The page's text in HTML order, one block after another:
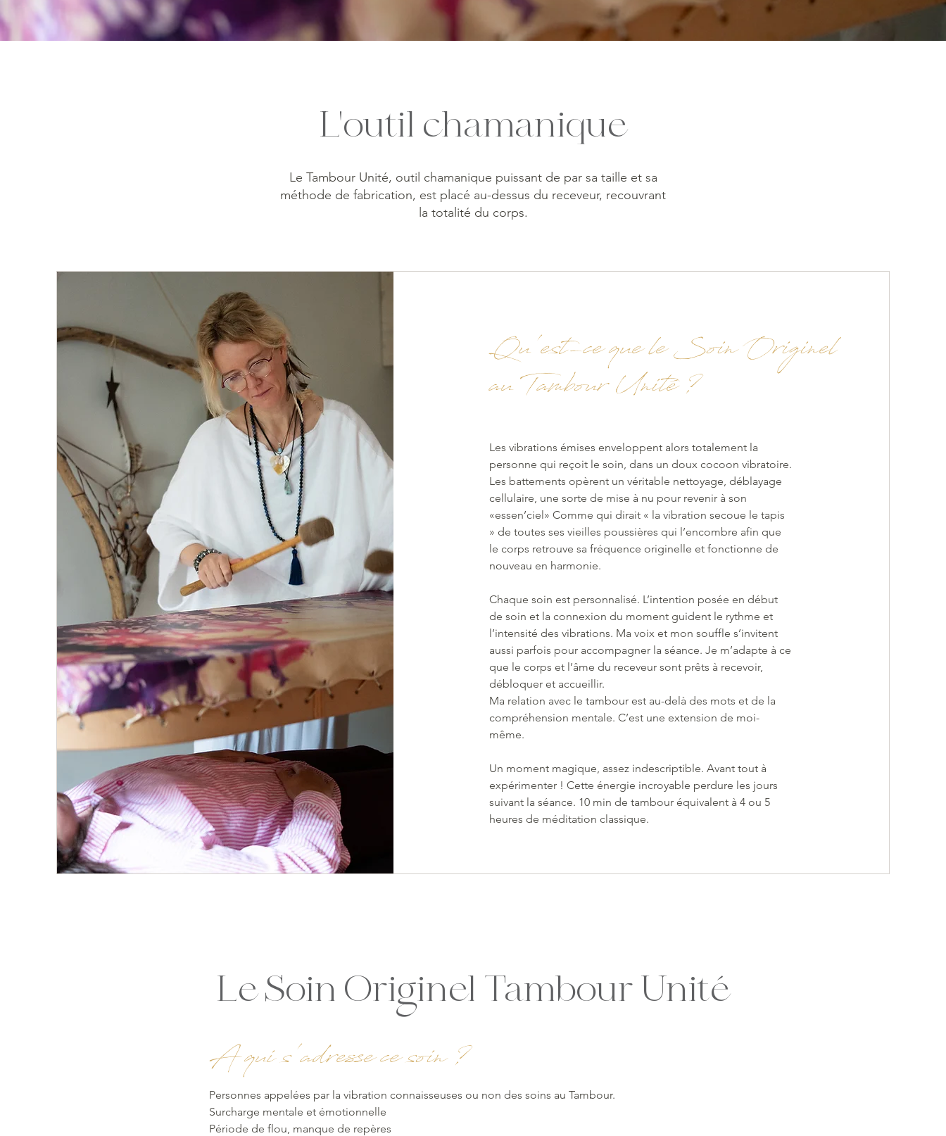
L'outil chamanique
Le Tambour Unité, outil chamanique puissant de par sa taille et sa
méthode de fabrication, est placé au-dessus du receveur, recouvrant
la totalité du corps.
Qu'est-ce que le Soin Originel
au Tambour Unité ?
Les vibrations émises enveloppent alors totalement la
personne qui reçoit le soin, dans un doux cocoon vibratoire.
Les battements opèrent un véritable nettoyage, déblayage
cellulaire, une sorte de mise à nu pour revenir à son
«essen’ciel» Comme qui dirait « la vibration secoue le tapis
» de toutes ses vieilles poussières qui l’encombre afin que
le corps retrouve sa fréquence originelle et fonctionne de
nouveau en harmonie.
Chaque soin est personnalisé. L’intention posée en début
de soin et la connexion du moment guident le rythme et
l’intensité des vibrations. Ma voix et mon souffle s’invitent
aussi parfois pour accompagner la séance. Je m’adapte à ce
que le corps et l’âme du receveur sont prêts à recevoir,
débloquer et accueillir.
Ma relation avec le tambour est au-delà des mots et de la
compréhension mentale. C’est une extension de moi-
même.
Un moment magique, assez indescriptible. Avant tout à
expérimenter ! Cette énergie incroyable perdure les jours
suivant la séance. 10 min de tambour équivalent à 4 ou 5
heures de méditation classique.
Le Soin Originel Tambour Unité
A qui s'adresse ce soin ?
Personnes appelées par la vibration connaisseuses ou non des soins au Tambour.
Surcharge mentale et émotionnelle
Période de flou, manque de repères